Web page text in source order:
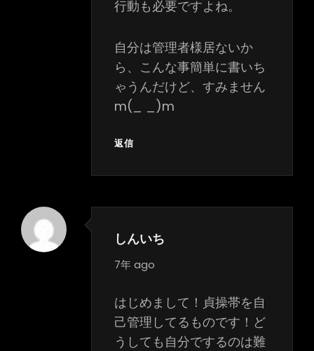
行動も必要ですよね。
自分は管理者様居ないか
ら、こんな事簡単に書いち
ゃうんだけど、すみません
m(_ _)m
返信
しんいち
says:
7年 ago
はじめまして！貞操帯を自
己管理してるものです！ど
うしても自分でするのは難